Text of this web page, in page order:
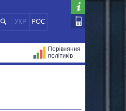
УКР РОС
Порівняння
політиків